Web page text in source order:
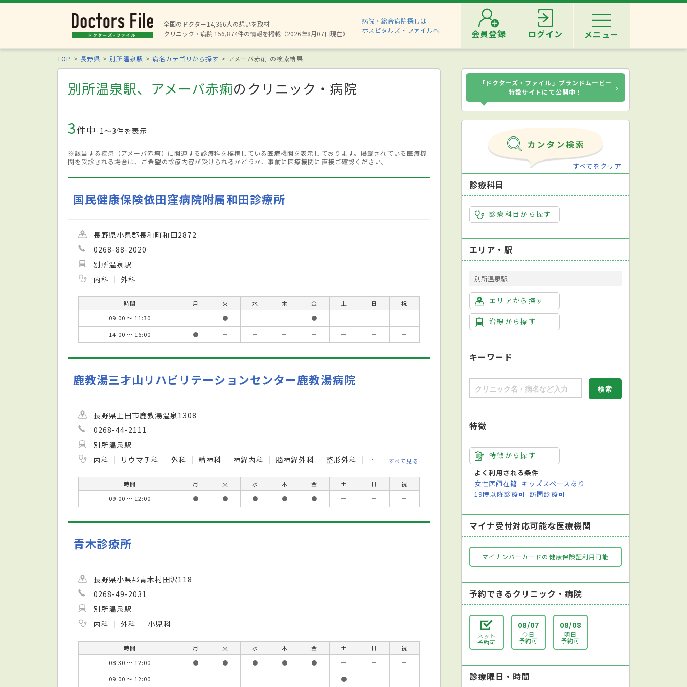
全国のドクター14,366人の想いを取材
クリニック・病院 156,874件の情報を掲載（2026年8月07日現在）
病院・総合病院探しは
ホスピタルズ・ファイルへ
会員登録 ログイン メニュー
TOP 長野県 別所温泉駅 病名カテゴリから探す アメーバ赤痢 の検索結果
別所温泉駅、アメーバ赤痢のクリニック・病院
3件中 1〜3件を表示
※該当する疾患（アメーバ赤痢）に関連する診療科を標榜している医療機関を表示しております。掲載されている医療機
関を受診される場合は、ご希望の診療内容が受けられるかどうか、事前に医療機関に直接ご確認ください。
国民健康保険依田窪病院附属和田診療所
長野県小県郡長和町和田2872
0268-88-2020
別所温泉駅
内科
外科
時間 月 火 水 木 金 土 日
祝
09:00 ～ 11:30
－ ● － － ● － －
－
14:00 ～ 16:00
● － － － － － － －
鹿教湯三才山リハビリテーションセンター鹿教湯病院
長野県上田市鹿教湯温泉1308
0268-44-2111
別所温泉駅
内科
リウマチ科 外科 精神科 神経内科 脳神経外科 整形外科 皮膚科 泌尿器科 耳鼻咽喉科 リハビリテーション科
すべて見る
時間 月 火 水 木 金 土 日
祝
09:00 ～ 12:00
● ● ● ● ● － － －
青木診療所
長野県小県郡青木村田沢118
0268-49-2031
別所温泉駅
内科
外科 小児科
時間 月 火 水 木 金 土 日
祝
08:30 ～ 12:00
● ● ● ● ● － －
－
09:00 ～ 12:00
－ － － － － ● －
－
「ドクターズ・ファイル」ブランドムービー
特設サイトにて公開中！
›
すべてをクリア
診療科目
診療科目から探す
エリア・駅
別所温泉駅
エリアから探す
沿線から探す
キーワード
特徴
特徴から探す
よく利用される条件
女性医師在籍 キッズスペースあり
19時以降診療可 訪問診療可
マイナ受付対応可能な医療機関
マイナンバーカードの健康保険証利用可能
予約できるクリニック・病院
ネット
予約可
08/07
今日
予約可
08/08
明日
予約可
診療曜日・時間